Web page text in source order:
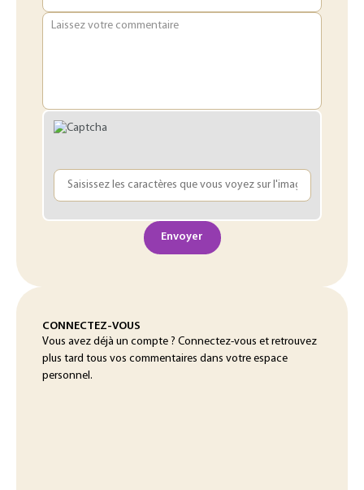
Laissez votre commentaire
Envoyer
CONNECTEZ-VOUS
Vous avez déjà un compte ? Connectez-vous et retrouvez
plus tard tous vos commentaires dans votre espace
personnel.